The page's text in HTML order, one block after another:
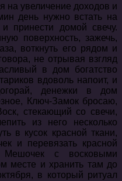
на увеличение доходов и
день нужно встать на
принести домой свечу.
поверхность, зажечь,
воткнуть его рядом и
не отрывая взгляд
в дом богатство
вдоволь напоит, и
денежки в дом
Ключ-Замок бросаю,
стекающий со свечи,
из него несколько
в кусок красной ткани,
и перевязать красной
Мешочек с восковыми
месте и хранить там до
в который ритуал